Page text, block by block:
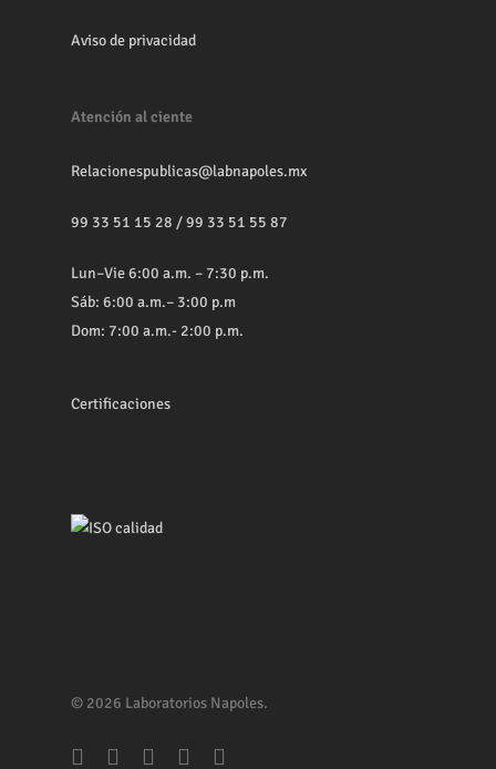
Aviso de privacidad
Atención al ciente
Relacionespublicas@labnapoles.mx
99 33 51 15 28 /99 33 51 55 87
Lun–Vie 6:00 a.m. – 7:30 p.m.
Sáb: 6:00 a.m.– 3:00 p.m
Dom: 7:00 a.m.- 2:00 p.m.
Certificaciones
© 2026 Laboratorios Napoles.
facebookyoutubewhatsappphoneemail